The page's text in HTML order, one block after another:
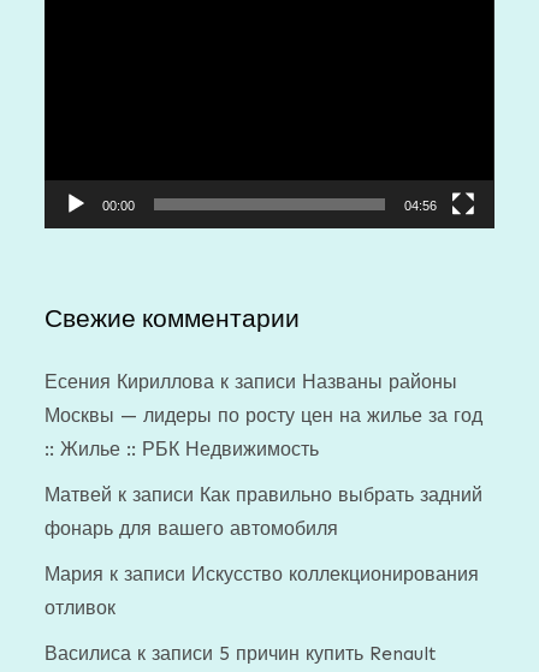
00:00 04:56
Свежие комментарии
Есения Кириллова к записи Названы районы
Москвы — лидеры по росту цен на жилье за год
:: Жилье :: РБК Недвижимость
Матвей к записи Как правильно выбрать задний
фонарь для вашего автомобиля
Мария к записи Искусство коллекционирования
отливок
Василиса к записи 5 причин купить Renault